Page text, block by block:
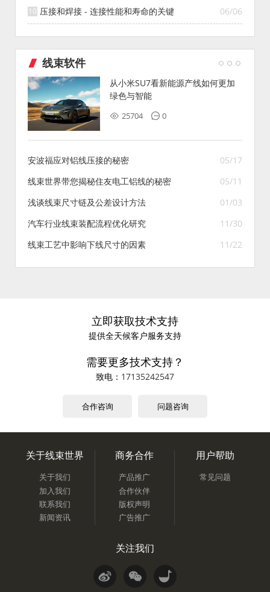
06/06
压接和焊接 - 连接性能和寿命的关键
线束软件
从小米SU7看新能源产线如何更加
绿色与智能
25704 0
05/17
安波福应对铝线压接的秘密
05/11
线束世界带您揭秘住友电工铝线的秘密
01/03
浅谈线束尺寸链及公差设计方法
11/30
汽车行业线束装配流程优化研究
11/22
线束工艺中影响下线尺寸的因素
立即获取技术支持
提供全天候客户服务支持
需要更多技术支持？
致电： 17135242547
合作咨询 问题咨询
关于线束世界
关于我们
加入我们
联系我们
新闻资讯
商务合作
产品推广
合作伙伴
版权声明
广告推广
用户帮助
常见问题
关注我们